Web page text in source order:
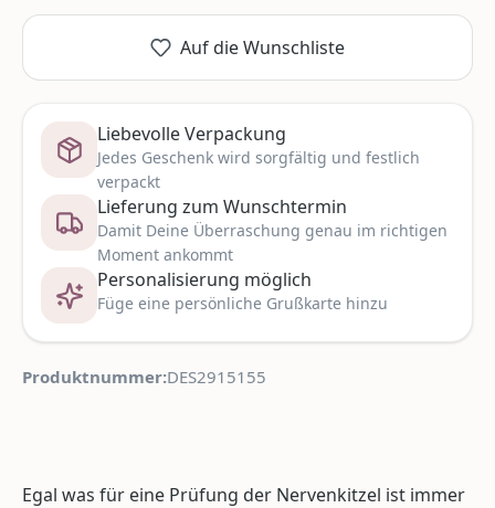
Auf die Wunschliste
Liebevolle Verpackung
Jedes Geschenk wird sorgfältig und festlich
verpackt
Lieferung zum Wunschtermin
Damit Deine Überraschung genau im richtigen
Moment ankommt
Personalisierung möglich
Füge eine persönliche Grußkarte hinzu
Produktnummer:DES2915155
Egal was für eine Prüfung der Nervenkitzel ist immer